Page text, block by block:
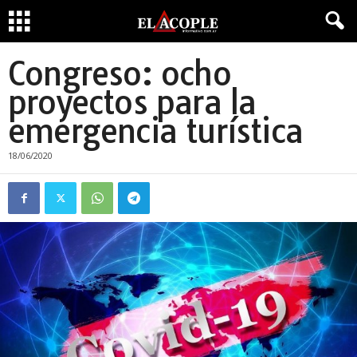
Congreso: ocho
proyectos para la
emergencia turística
18/06/2020